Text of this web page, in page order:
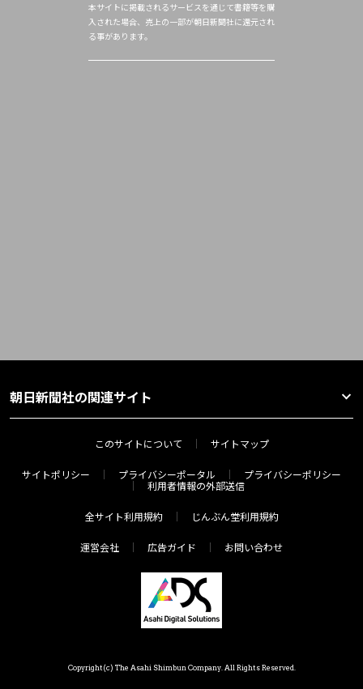
本サイトに掲載されるサービスを通じて書籍等を購
入された場合、売上の一部が朝日新聞社に還元され
る事があります。
朝日新聞社の関連サイト
このサイトについて サイトマップ
サイトポリシー プライバシーポータル
プライバシーポリシー
利用者情報の外部送信
全サイト利用規約 じんぶん堂利用規約
運営会社 広告ガイド お問い合わせ
Copyright(c) The Asahi Shimbun Company. All Rights Reserved.